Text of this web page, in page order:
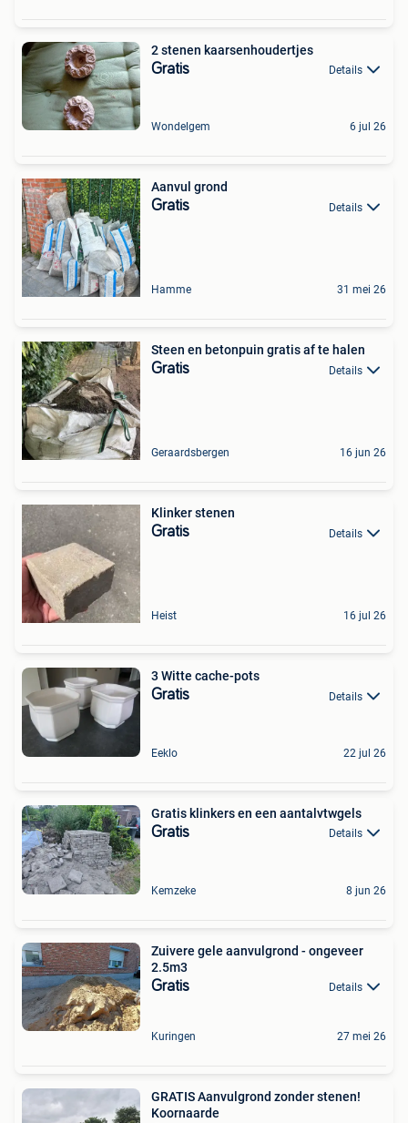
2 stenen kaarsenhoudertjes
Gratis Details
Wondelgem 6 jul 26
Aanvul grond
Gratis Details
Hamme 31 mei 26
Steen en betonpuin gratis af te halen
Gratis Details
Geraardsbergen 16 jun 26
Klinker stenen
Gratis Details
Heist 16 jul 26
3 Witte cache-pots
Gratis Details
Eeklo 22 jul 26
Gratis klinkers en een aantalvtwgels
Gratis Details
Kemzeke 8 jun 26
Zuivere gele aanvulgrond - ongeveer
2.5m3
Gratis Details
Kuringen 27 mei 26
GRATIS Aanvulgrond zonder stenen!
Koornaarde